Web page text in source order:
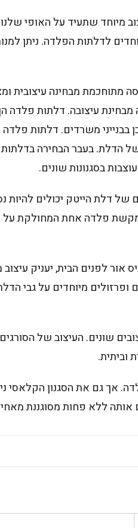
מיוחד שתעיד על האופי שלנו
לדלתות הפלדה. ניתן
מתוחכמת מבחינה עיצובית
עיצובה. דלתות פלדה
בבנייני משרדים. דלתות
הדלת. בעבר הבחירה
בסגנונות שונים.
דלת הייטק יכולים להיות
מקשת פלדה אחת המחולקת על
אור לפנים הבית, יעניק
מיוחדים על גבי
שונים. העיצוב של
וביתית.
אך גם את הסגנון הקלאסי
ללא פחות מסוגננת